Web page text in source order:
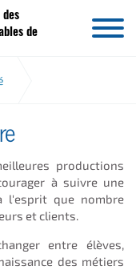
de
productions
à suivre une
l'esprit que nombre
et clients.
entre élèves,
des métiers